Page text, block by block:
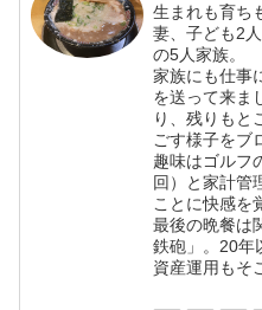
生まれも育ち
妻、子ども2
の5人家族。
家族にも仕事
を送って来ま
り、残りもと
ごす様子をブ
趣味はゴルフ
回）と家計管
ことに快感を
最後の晩餐は
鉄砲」。20年
資産運用もそ